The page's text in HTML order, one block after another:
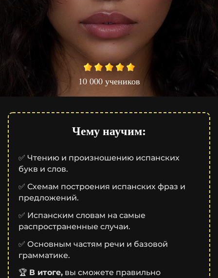
10 000 учеников
Чему научим:
✅ Чтению и произношению испанских
букв и слов.
✅ Схемам построения испанских фраз и
предложений.
✅ Испанским словам на самые
распространенные случаи.
✅ Основным частям речи и базовой
грамматике.
🏆 В итоге, вы сможете правильно